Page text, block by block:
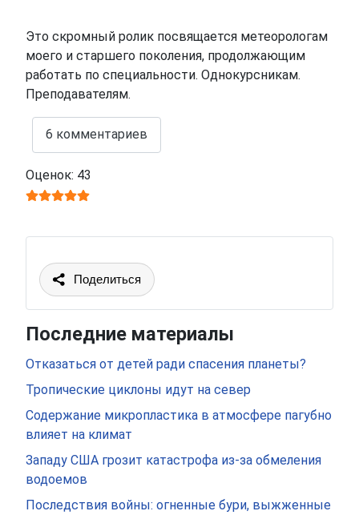
Это скромный ролик посвящается метеорологам
моего и старшего поколения, продолжающим
работать по специальности. Однокурсникам.
Преподавателям.
6 комментариев
Оценок: 43
Поделиться
Последние материалы
Отказаться от детей ради спасения планеты?
Тропические циклоны идут на север
Содержание микропластика в атмосфере пагубно
влияет на климат
Западу США грозит катастрофа из-за обмеления
водоемов
Последствия войны: огненные бури, выжженные